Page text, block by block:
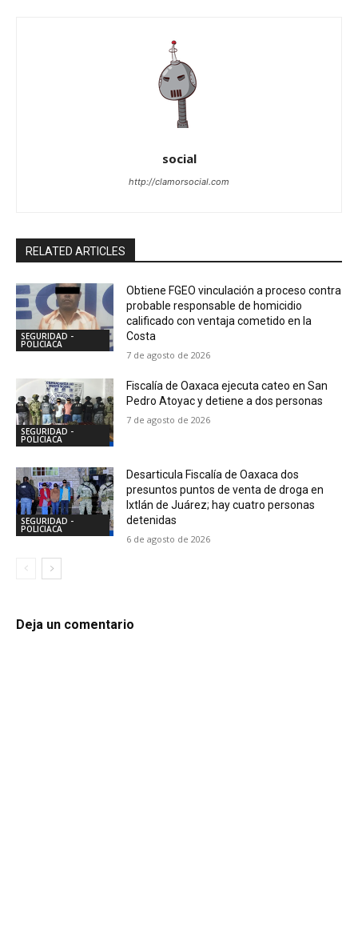
social
http://clamorsocial.com
RELATED ARTICLES
SEGURIDAD -
POLICIACA
Obtiene FGEO vinculación a proceso contra
probable responsable de homicidio
calificado con ventaja cometido en la
Costa
7 de agosto de 2026
SEGURIDAD -
POLICIACA
Fiscalía de Oaxaca ejecuta cateo en San
Pedro Atoyac y detiene a dos personas
7 de agosto de 2026
SEGURIDAD -
POLICIACA
Desarticula Fiscalía de Oaxaca dos
presuntos puntos de venta de droga en
Ixtlán de Juárez; hay cuatro personas
detenidas
6 de agosto de 2026
Deja un comentario